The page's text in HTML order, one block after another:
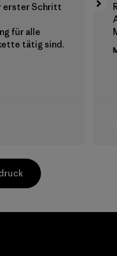
erster Schritt
für alle
tätig sind.